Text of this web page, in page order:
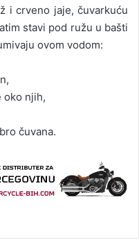
i crveno jaje, čuvarkuću
stavi pod ružu u bašti
ovom vodom:
oko njih,
čuvana.